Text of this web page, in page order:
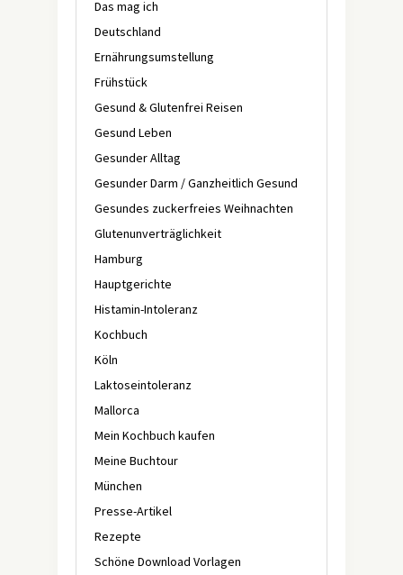
Das mag ich
Deutschland
Ernährungsumstellung
Frühstück
Gesund & Glutenfrei Reisen
Gesund Leben
Gesunder Alltag
Gesunder Darm / Ganzheitlich Gesund
Gesundes zuckerfreies Weihnachten
Glutenunverträglichkeit
Hamburg
Hauptgerichte
Histamin-Intoleranz
Kochbuch
Köln
Laktoseintoleranz
Mallorca
Mein Kochbuch kaufen
Meine Buchtour
München
Presse-Artikel
Rezepte
Schöne Download Vorlagen